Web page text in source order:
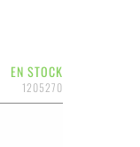
EN STOCK
1205270